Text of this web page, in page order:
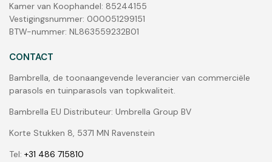
Kamer van Koophandel: 85244155
Vestigingsnummer: 000051299151
BTW-nummer: NL863559232B01
CONTACT
Bambrella, de toonaangevende leverancier van commerciële
parasols en tuinparasols van topkwaliteit.
Bambrella EU Distributeur: Umbrella Group BV
Korte Stukken 8, 5371 MN Ravenstein
Tel: +31 486 715810